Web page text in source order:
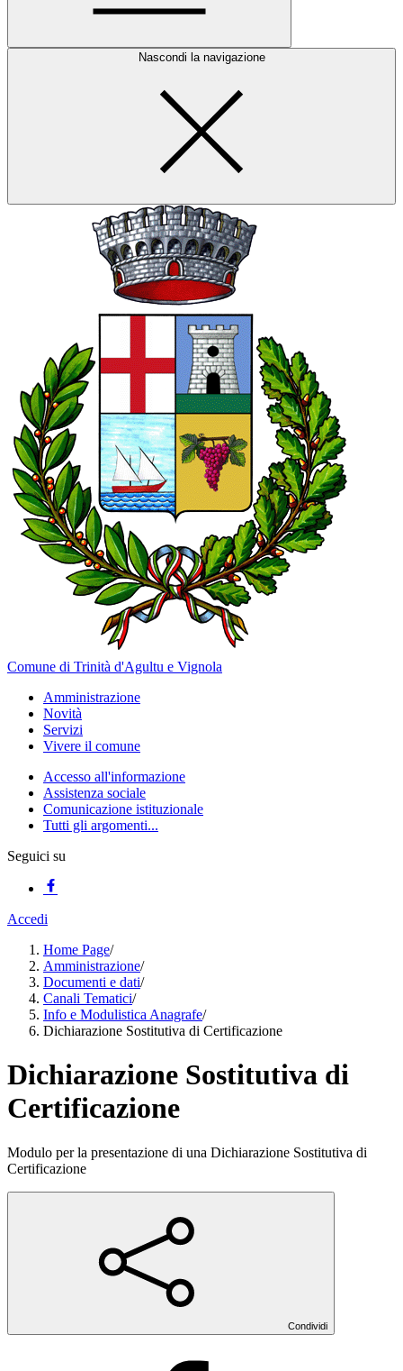
Nascondi la navigazione
Comune di Trinità d'Agultu e Vignola
Amministrazione
Novità
Servizi
Vivere il comune
Accesso all'informazione
Assistenza sociale
Comunicazione istituzionale
Tutti gli argomenti...
Seguici su
Accedi
Home Page/
Amministrazione/
Documenti e dati/
Canali Tematici/
Info e Modulistica Anagrafe/
Dichiarazione Sostitutiva di Certificazione
Dichiarazione Sostitutiva di
Certificazione
Modulo per la presentazione di una Dichiarazione Sostitutiva di
Certificazione
Condividi